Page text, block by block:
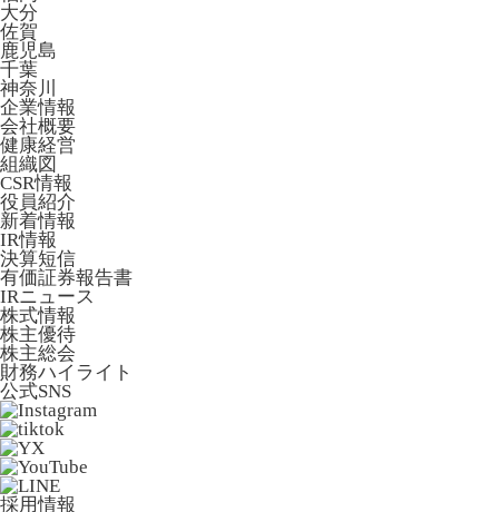
大分
佐賀
鹿児島
千葉
神奈川
企業情報
会社概要
健康経営
組織図
CSR情報
役員紹介
新着情報
IR情報
決算短信
有価証券報告書
IRニュース
株式情報
株主優待
株主総会
財務ハイライト
公式SNS
採用情報